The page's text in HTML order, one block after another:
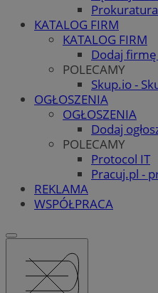
KATALOG FIRM
KATALOG FIRM
Dodaj
POLECAMY
Skup.io -
OGŁOSZENIA
OGŁOSZENIA
Dodaj
POLECAMY
Protocol IT
Pracuj.pl -
REKLAMA
WSPÓŁPRACA